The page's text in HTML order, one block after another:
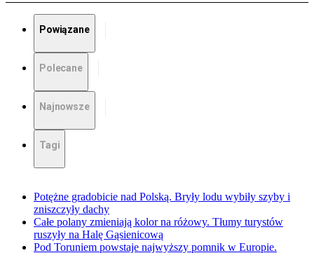
Powiązane
Polecane
Najnowsze
Tagi
Potężne gradobicie nad Polską. Bryły lodu wybiły szyby i
zniszczyły dachy
Całe polany zmieniają kolor na różowy. Tłumy turystów
ruszyły na Halę Gąsienicową
Pod Toruniem powstaje najwyższy pomnik w Europie.